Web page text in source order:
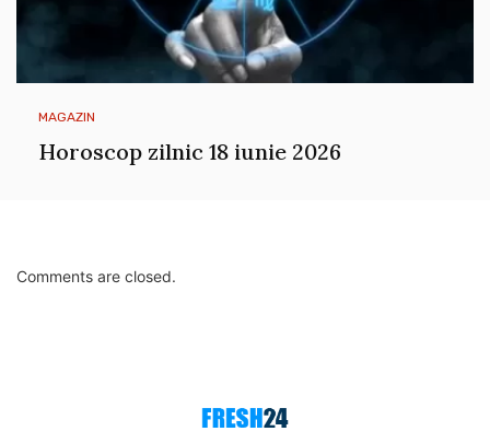
MAGAZIN
Horoscop zilnic 18 iunie 2026
Comments are closed.